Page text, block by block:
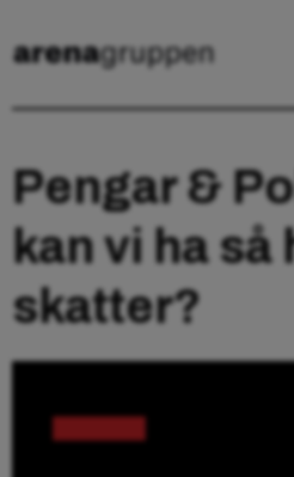
Pengar &
kan vi ha så
skatter?